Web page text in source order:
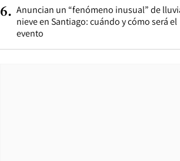
6. Anuncian un “fenómeno inusual” de
nieve en Santiago: cuándo y cómo será el
evento